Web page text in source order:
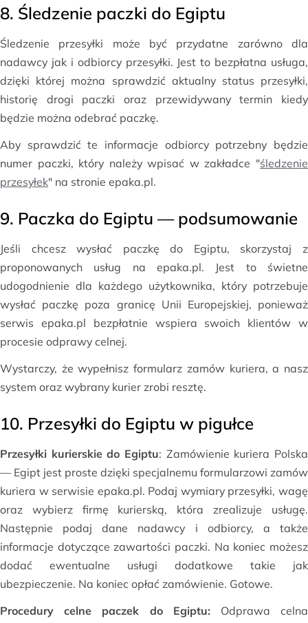
8. Śledzenie paczki do Egiptu
Śledzenie przesyłki może być przydatne zarówno dla
nadawcy jak i odbiorcy przesyłki. Jest to bezpłatna usługa,
dzięki której można sprawdzić aktualny status przesyłki,
historię drogi paczki oraz przewidywany termin kiedy
będzie można odebrać paczkę.
Aby sprawdzić te informacje odbiorcy potrzebny będzie
numer paczki, który należy wpisać w zakładce "śledzenie
przesyłek" na stronie epaka.pl.
9. Paczka do Egiptu — podsumowanie
Jeśli chcesz wysłać paczkę do Egiptu, skorzystaj z
proponowanych usług na epaka.pl. Jest to świetne
udogodnienie dla każdego użytkownika, który potrzebuje
wysłać paczkę poza granicę Unii Europejskiej, ponieważ
serwis epaka.pl bezpłatnie wspiera swoich klientów w
procesie odprawy celnej.
Wystarczy, że wypełnisz formularz zamów kuriera, a nasz
system oraz wybrany kurier zrobi resztę.
10. Przesyłki do Egiptu w pigułce
Przesyłki kurierskie do Egiptu: Zamówienie kuriera Polska
— Egipt jest proste dzięki specjalnemu formularzowi zamów
kuriera w serwisie epaka.pl. Podaj wymiary przesyłki, wagę
oraz wybierz firmę kurierską, która zrealizuje usługę.
Następnie podaj dane nadawcy i odbiorcy, a także
informacje dotyczące zawartości paczki. Na koniec możesz
dodać ewentualne usługi dodatkowe takie jak
ubezpieczenie. Na koniec opłać zamówienie. Gotowe.
Procedury celne paczek do Egiptu: Odprawa celna